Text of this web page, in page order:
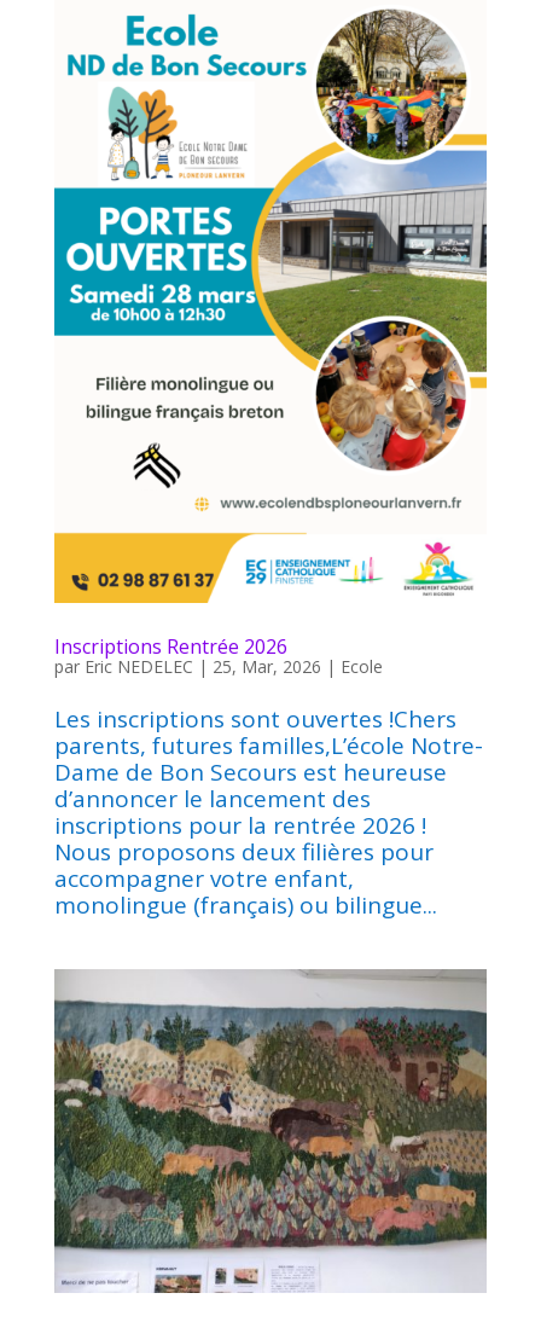
Inscriptions Rentrée 2026
par Eric NEDELEC | 25, Mar, 2026 | Ecole
Les inscriptions sont ouvertes !Chers
parents, futures familles,L’école Notre-
Dame de Bon Secours est heureuse
d’annoncer le lancement des
inscriptions pour la rentrée 2026 !
Nous proposons deux filières pour
accompagner votre enfant,
monolingue (français) ou bilingue...